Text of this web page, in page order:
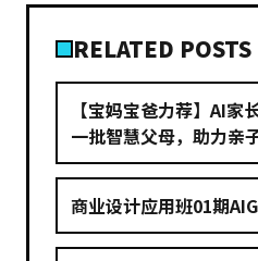
RELATED POSTS
【宝妈宝爸力荐】AI家
一批智慧父母，助力亲
商业设计应用班01期